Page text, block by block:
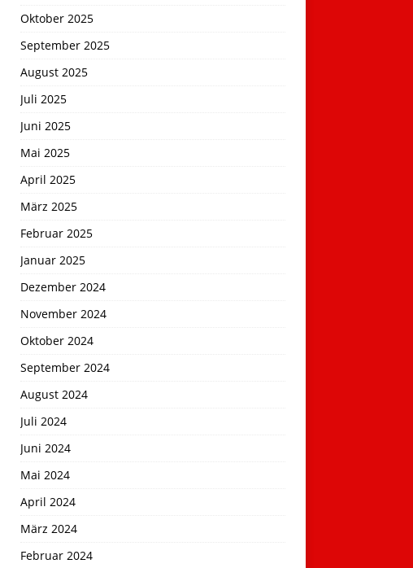
Oktober 2025
September 2025
August 2025
Juli 2025
Juni 2025
Mai 2025
April 2025
März 2025
Februar 2025
Januar 2025
Dezember 2024
November 2024
Oktober 2024
September 2024
August 2024
Juli 2024
Juni 2024
Mai 2024
April 2024
März 2024
Februar 2024